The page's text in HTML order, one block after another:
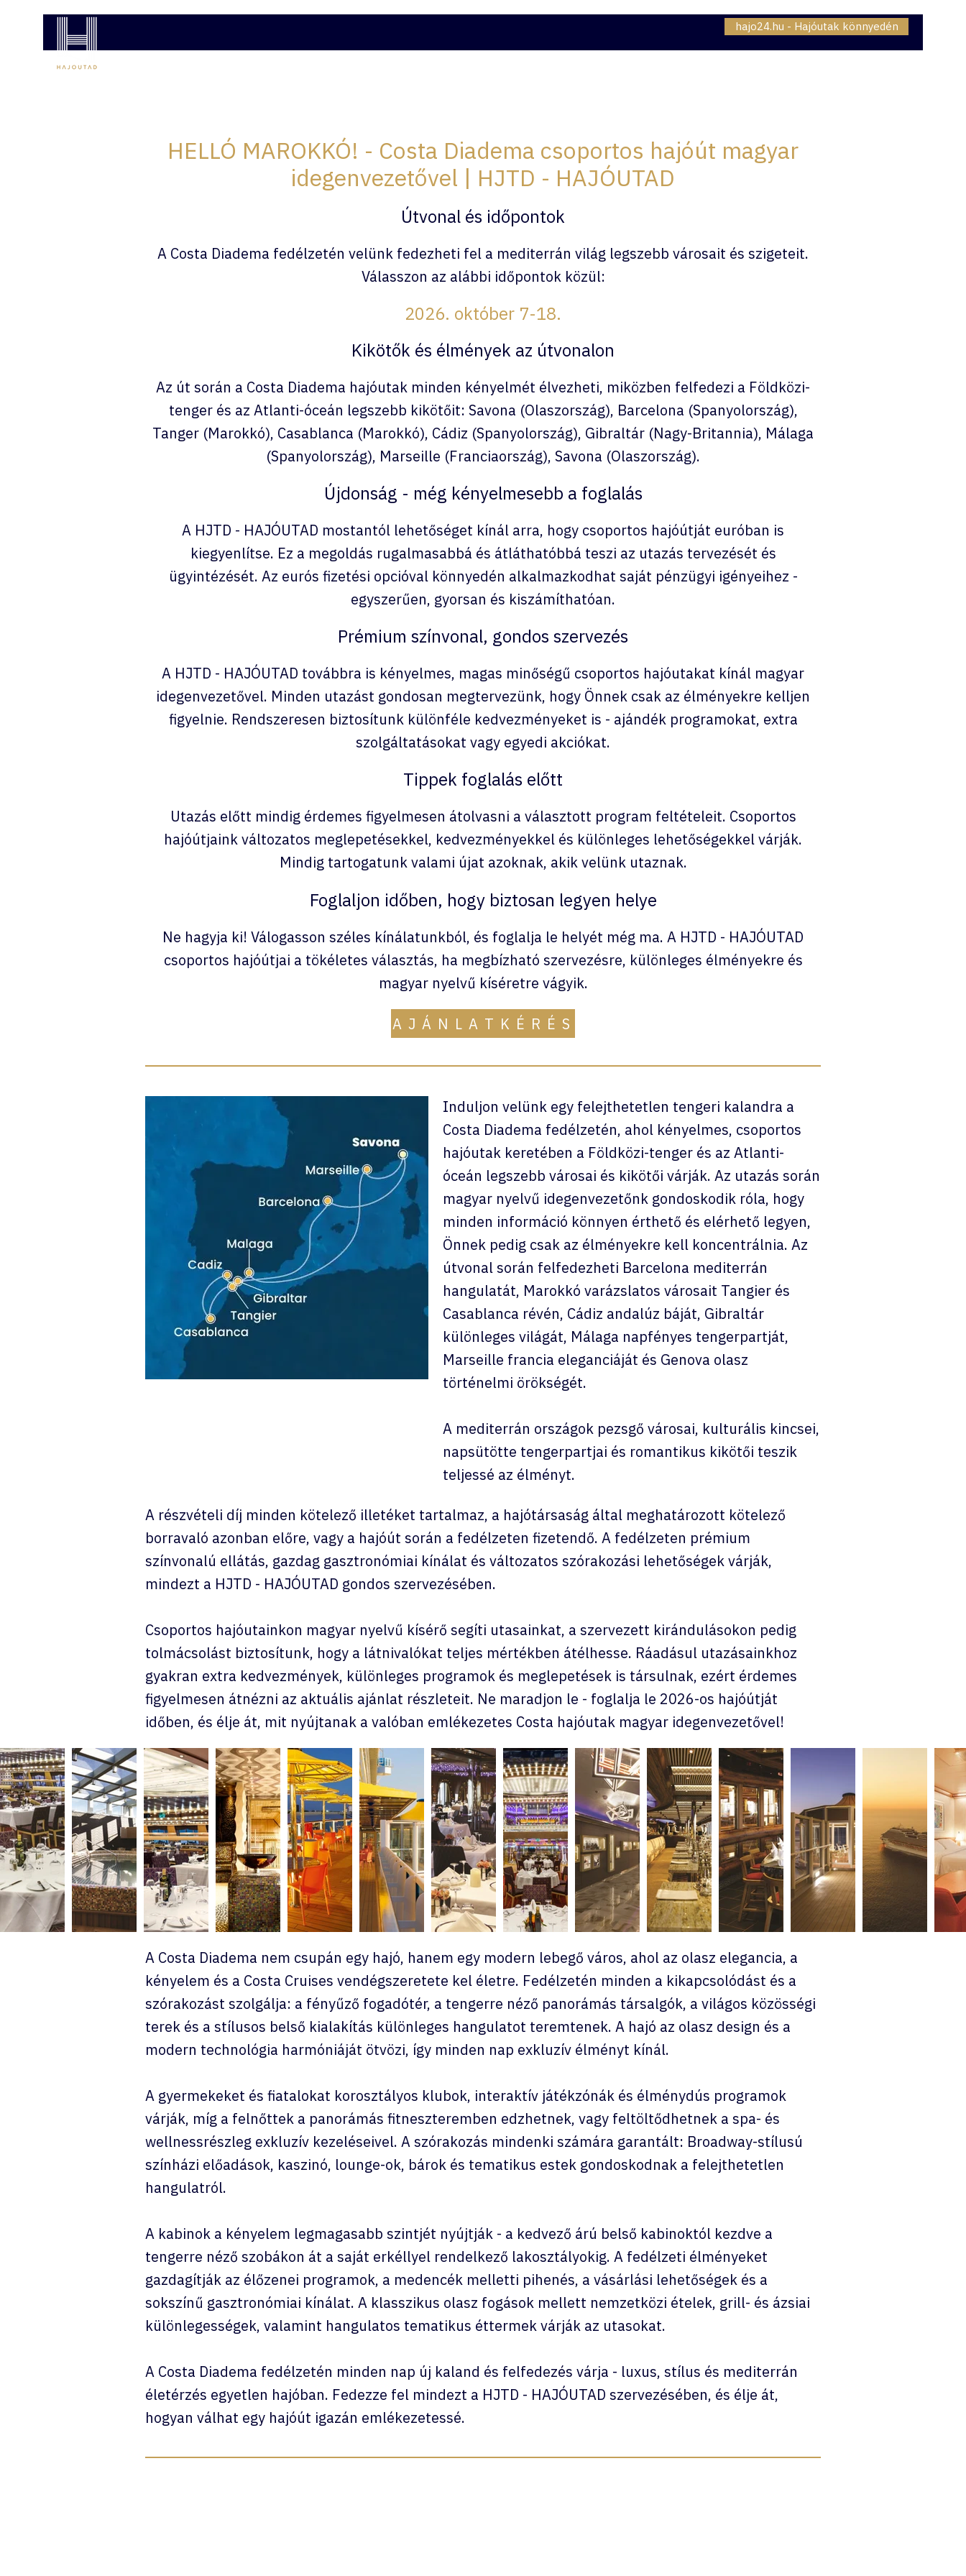
hajo24.hu - Hajóutak könnyedén
HELLÓ MAROKKÓ! - Costa Diadema csoportos hajóút magyar
idegenvezetővel | HJTD - HAJÓUTAD
Útvonal és időpontok
A Costa Diadema fedélzetén velünk fedezheti fel a mediterrán világ legszebb városait és szigeteit.
Válasszon az alábbi időpontok közül:
2026. október 7-18.
Kikötők és élmények az útvonalon
Az út során a Costa Diadema hajóutak minden kényelmét élvezheti, miközben felfedezi a Földközi-
tenger és az Atlanti-óceán legszebb kikötőit: Savona (Olaszország), Barcelona (Spanyolország),
Tanger (Marokkó), Casablanca (Marokkó), Cádiz (Spanyolország), Gibraltár (Nagy-Britannia), Málaga
(Spanyolország), Marseille (Franciaország), Savona (Olaszország).
Újdonság - még kényelmesebb a foglalás
A HJTD - HAJÓUTAD mostantól lehetőséget kínál arra, hogy csoportos hajóútját euróban is
kiegyenlítse. Ez a megoldás rugalmasabbá és átláthatóbbá teszi az utazás tervezését és
ügyintézését. Az eurós fizetési opcióval könnyedén alkalmazkodhat saját pénzügyi igényeihez -
egyszerűen, gyorsan és kiszámíthatóan.
Prémium színvonal, gondos szervezés
A HJTD - HAJÓUTAD továbbra is kényelmes, magas minőségű csoportos hajóutakat kínál magyar
idegenvezetővel. Minden utazást gondosan megtervezünk, hogy Önnek csak az élményekre kelljen
figyelnie. Rendszeresen biztosítunk különféle kedvezményeket is - ajándék programokat, extra
szolgáltatásokat vagy egyedi akciókat.
Tippek foglalás előtt
Utazás előtt mindig érdemes figyelmesen átolvasni a választott program feltételeit. Csoportos
hajóútjaink változatos meglepetésekkel, kedvezményekkel és különleges lehetőségekkel várják.
Mindig tartogatunk valami újat azoknak, akik velünk utaznak.
Foglaljon időben, hogy biztosan legyen helye
Ne hagyja ki! Válogasson széles kínálatunkból, és foglalja le helyét még ma. A HJTD - HAJÓUTAD
csoportos hajóútjai a tökéletes választás, ha megbízható szervezésre, különleges élményekre és
magyar nyelvű kíséretre vágyik.
A J Á N L A T K É R É S
Induljon velünk egy felejthetetlen tengeri kalandra a
Costa Diadema fedélzetén, ahol kényelmes, csoportos
hajóutak keretében a Földközi-tenger és az Atlanti-
óceán legszebb városai és kikötői várják. Az utazás során
magyar nyelvű idegenvezetőnk gondoskodik róla, hogy
minden információ könnyen érthető és elérhető legyen,
Önnek pedig csak az élményekre kell koncentrálnia. Az
útvonal során felfedezheti Barcelona mediterrán
hangulatát, Marokkó varázslatos városait Tangier és
Casablanca révén, Cádiz andalúz báját, Gibraltár
különleges világát, Málaga napfényes tengerpartját,
Marseille francia eleganciáját és Genova olasz
történelmi örökségét.
A mediterrán országok pezsgő városai, kulturális kincsei,
napsütötte tengerpartjai és romantikus kikötői teszik
teljessé az élményt.
A részvételi díj minden kötelező illetéket tartalmaz, a hajótársaság által meghatározott kötelező
borravaló azonban előre, vagy a hajóút során a fedélzeten fizetendő. A fedélzeten prémium
színvonalú ellátás, gazdag gasztronómiai kínálat és változatos szórakozási lehetőségek várják,
mindezt a HJTD - HAJÓUTAD gondos szervezésében.
Csoportos hajóutainkon magyar nyelvű kísérő segíti utasainkat, a szervezett kirándulásokon pedig
tolmácsolást biztosítunk, hogy a látnivalókat teljes mértékben átélhesse. Ráadásul utazásainkhoz
gyakran extra kedvezmények, különleges programok és meglepetések is társulnak, ezért érdemes
figyelmesen átnézni az aktuális ajánlat részleteit. Ne maradjon le - foglalja le 2026-os hajóútját
időben, és élje át, mit nyújtanak a valóban emlékezetes Costa hajóutak magyar idegenvezetővel!
A Costa Diadema nem csupán egy hajó, hanem egy modern lebegő város, ahol az olasz elegancia, a
kényelem és a Costa Cruises vendégszeretete kel életre. Fedélzetén minden a kikapcsolódást és a
szórakozást szolgálja: a fényűző fogadótér, a tengerre néző panorámás társalgók, a világos közösségi
terek és a stílusos belső kialakítás különleges hangulatot teremtenek. A hajó az olasz design és a
modern technológia harmóniáját ötvözi, így minden nap exkluzív élményt kínál.
A gyermekeket és fiatalokat korosztályos klubok, interaktív játékzónák és élménydús programok
várják, míg a felnőttek a panorámás fitneszteremben edzhetnek, vagy feltöltődhetnek a spa- és
wellnessrészleg exkluzív kezeléseivel. A szórakozás mindenki számára garantált: Broadway-stílusú
színházi előadások, kaszinó, lounge-ok, bárok és tematikus estek gondoskodnak a felejthetetlen
hangulatról.
A kabinok a kényelem legmagasabb szintjét nyújtják - a kedvező árú belső kabinoktól kezdve a
tengerre néző szobákon át a saját erkéllyel rendelkező lakosztályokig. A fedélzeti élményeket
gazdagítják az élőzenei programok, a medencék melletti pihenés, a vásárlási lehetőségek és a
sokszínű gasztronómiai kínálat. A klasszikus olasz fogások mellett nemzetközi ételek, grill- és ázsiai
különlegességek, valamint hangulatos tematikus éttermek várják az utasokat.
A Costa Diadema fedélzetén minden nap új kaland és felfedezés várja - luxus, stílus és mediterrán
életérzés egyetlen hajóban. Fedezze fel mindezt a HJTD - HAJÓUTAD szervezésében, és élje át,
hogyan válhat egy hajóút igazán emlékezetessé.